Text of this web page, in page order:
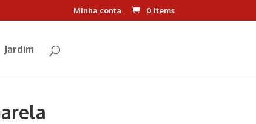
Minha conta 0 Items
Jardim